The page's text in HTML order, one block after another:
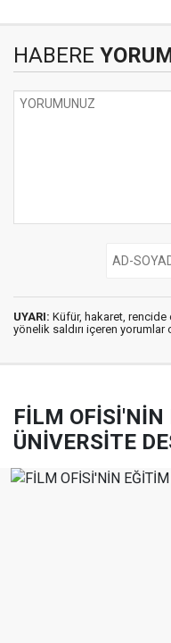
HABERE
UYARI: Küfür, hakaret,
yönelik saldırı içeren yorumlar
FİLM OFİSİ'NİN
ÜNİVERSİTE